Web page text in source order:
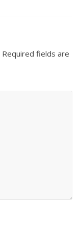
Required fields are